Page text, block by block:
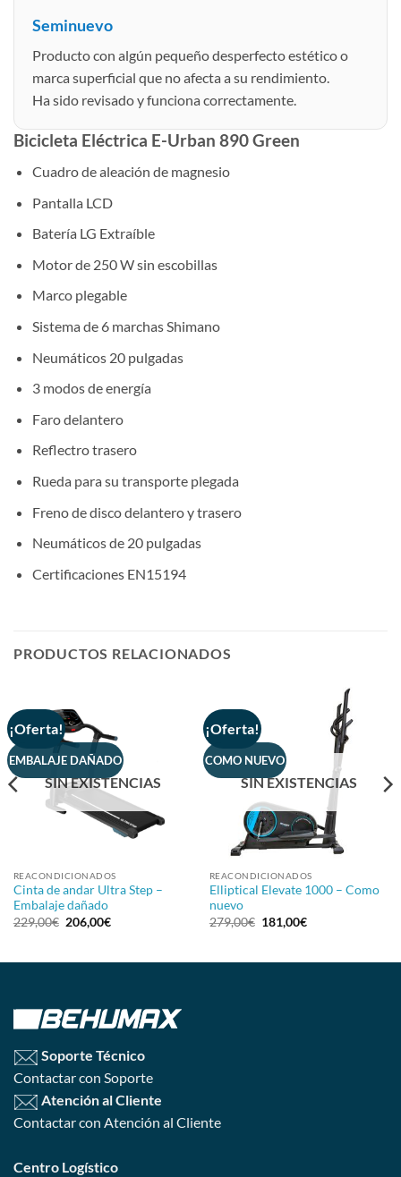
Seminuevo
Producto con algún pequeño desperfecto estético o
marca superficial que no afecta a su rendimiento.
Ha sido revisado y funciona correctamente.
Bicicleta Eléctrica E-Urban 890 Green
Cuadro de aleación de magnesio
Pantalla LCD
Batería LG Extraíble
Motor de 250 W sin escobillas
Marco plegable
Sistema de 6 marchas Shimano
Neumáticos 20 pulgadas
3 modos de energía
Faro delantero
Reflectro trasero
Rueda para su transporte plegada
Freno de disco delantero y trasero
Neumáticos de 20 pulgadas
Certificaciones EN15194
PRODUCTOS RELACIONADOS
¡Oferta!
EMBALAJE DAÑADO
SIN EXISTENCIAS
REACONDICIONADOS
Cinta de andar Ultra Step –
Embalaje dañado
229,00€ 206,00€
¡Oferta!
COMO NUEVO
SIN EXISTENCIAS
REACONDICIONADOS
Elliptical Elevate 1000 – Como
nuevo
279,00€ 181,00€
Soporte Técnico
Contactar con Soporte
Atención al Cliente
Contactar con Atención al Cliente
Centro Logístico